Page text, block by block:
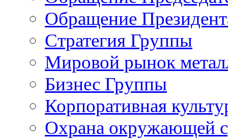
Обращение
Стратегия Группы
Мировой рынок
Бизнес Группы
Корпоративная
Охрана окружающей